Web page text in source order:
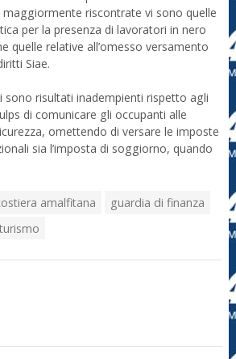
riscontrate vi sono quelle
per la presenza di lavoratori in nero
quelle relative all’omesso versamento
Siae.
sono risultati inadempienti rispetto agli
di comunicare gli occupanti alle
omettendo di versare le imposte
sia l’imposta di soggiorno, quando
amalfitana
guardia di finanza